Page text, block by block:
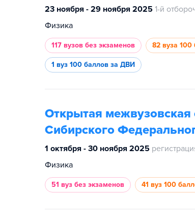
23 ноября - 29 ноября 2025 1-й
Физика
117 вузов без экзаменов 82 вуза 100
1 вуз 100 баллов за ДВИ
Открытая
Сибирского
1 октября - 30 ноября 2025
Физика
51 вуз без экзаменов 41 вуз 100